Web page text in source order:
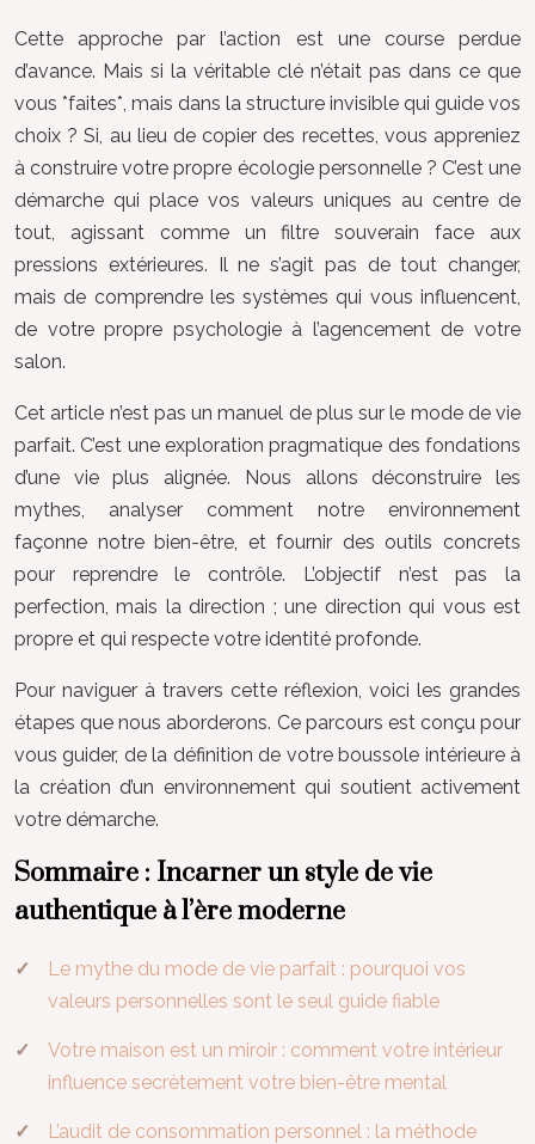
Cette approche par l’action est une course perdue
d’avance. Mais si la véritable clé n’était pas dans ce que
vous *faites*, mais dans la structure invisible qui guide vos
choix ? Si, au lieu de copier des recettes, vous appreniez
à construire votre propre écologie personnelle ? C’est une
démarche qui place vos valeurs uniques au centre de
tout, agissant comme un filtre souverain face aux
pressions extérieures. Il ne s’agit pas de tout changer,
mais de comprendre les systèmes qui vous influencent,
de votre propre psychologie à l’agencement de votre
salon.
Cet article n’est pas un manuel de plus sur le mode de vie
parfait. C’est une exploration pragmatique des fondations
d’une vie plus alignée. Nous allons déconstruire les
mythes, analyser comment notre environnement
façonne notre bien-être, et fournir des outils concrets
pour reprendre le contrôle. L’objectif n’est pas la
perfection, mais la direction ; une direction qui vous est
propre et qui respecte votre identité profonde.
Pour naviguer à travers cette réflexion, voici les grandes
étapes que nous aborderons. Ce parcours est conçu pour
vous guider, de la définition de votre boussole intérieure à
la création d’un environnement qui soutient activement
votre démarche.
Sommaire : Incarner un style de vie
authentique à l’ère moderne
Le mythe du mode de vie parfait : pourquoi vos
valeurs personnelles sont le seul guide fiable
Votre maison est un miroir : comment votre intérieur
influence secrètement votre bien-être mental
L’audit de consommation personnel : la méthode